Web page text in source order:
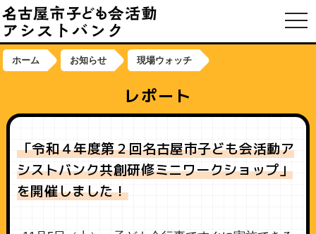
ホーム お知らせ 現場ウォッチ
レポート
「令和４年度第２回名古屋市子ども会活動ア
シストバンク共創研修ミニワークショップ」
を開催しました！